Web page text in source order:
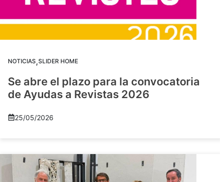
NOTICIAS,SLIDER HOME
Se abre el plazo para la convocatoria
de Ayudas a Revistas 2026
25/05/2026